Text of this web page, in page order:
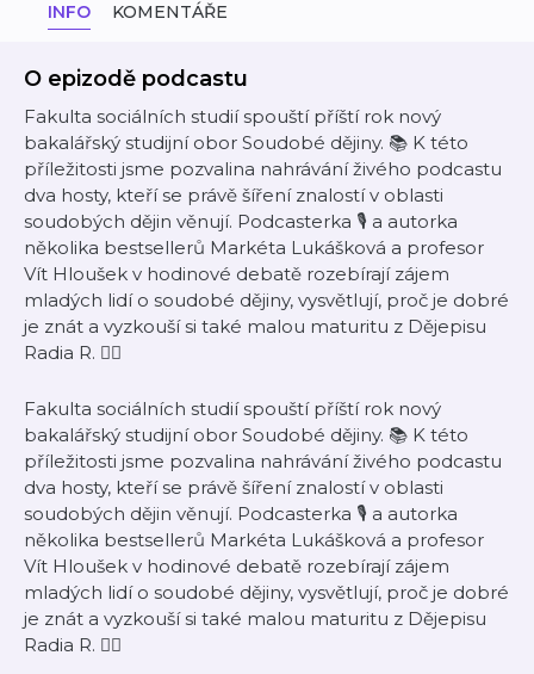
INFO KOMENTÁŘE
O epizodě podcastu
Fakulta sociálních studií spouští příští rok nový
bakalářský studijní obor Soudobé dějiny. 📚 K této
příležitosti jsme pozvalina nahrávání živého podcastu
dva hosty, kteří se právě šíření znalostí v oblasti
soudobých dějin věnují. Podcasterka 🎙️ a autorka
několika bestsellerů Markéta Lukášková a profesor
Vít Hloušek v hodinové debatě rozebírají zájem
mladých lidí o soudobé dějiny, vysvětlují, proč je dobré
je znát a vyzkouší si také malou maturitu z Dějepisu
Radia R. ✌🏻
Fakulta sociálních studií spouští příští rok nový
bakalářský studijní obor Soudobé dějiny. 📚 K této
příležitosti jsme pozvalina nahrávání živého podcastu
dva hosty, kteří se právě šíření znalostí v oblasti
soudobých dějin věnují. Podcasterka 🎙️ a autorka
několika bestsellerů Markéta Lukášková a profesor
Vít Hloušek v hodinové debatě rozebírají zájem
mladých lidí o soudobé dějiny, vysvětlují, proč je dobré
je znát a vyzkouší si také malou maturitu z Dějepisu
Radia R. ✌🏻